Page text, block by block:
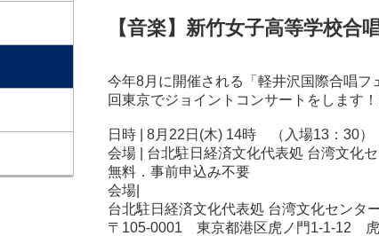
【音楽】新竹女子高等学校
今年8月に開催される「軽井沢国際合唱
回東京でジョイントコンサートをします
日時 | 8月22日(木) 14時 （入場13：30）
会場 | 台北駐日経済文化代表処 台湾文化
無料．事前申込み不要
会場|
台北駐日経済文化代表処 台湾文化センタ
〒105-0001 東京都港区虎ノ門1-1-12